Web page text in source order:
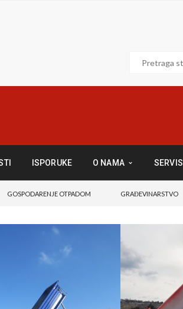
ISPORUKE O NAMA SERVIS
GOSPODARENJE OTPADOM GRAĐEVINARSTVO